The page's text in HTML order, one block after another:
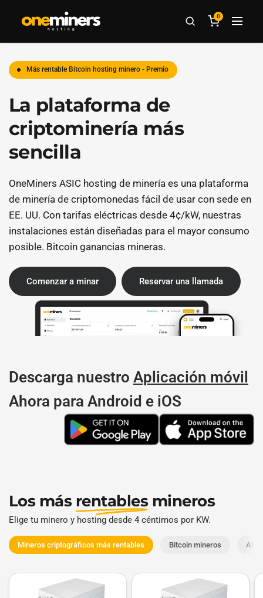
0
Más rentable Bitcoin hosting minero - Premio
La plataforma de
criptominería más
sencilla
OneMiners ASIC hosting de minería es una plataforma
de minería de criptomonedas fácil de usar con sede en
EE. UU. Con tarifas eléctricas desde 4¢/kW, nuestras
instalaciones están diseñadas para el mayor consumo
posible. Bitcoin ganancias mineras.
Comenzar a minar Reservar una llamada
Descarga nuestro Aplicación móvil
Ahora para Android e iOS
Los más rentablesmineros
Elige tu minero y hosting desde 4 céntimos por KW.
Mineros criptográficos más rentables Bitcoin mineros